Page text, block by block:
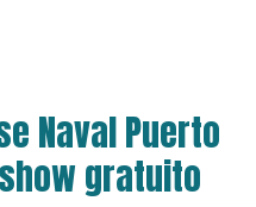
Naval Puerto
gratuito